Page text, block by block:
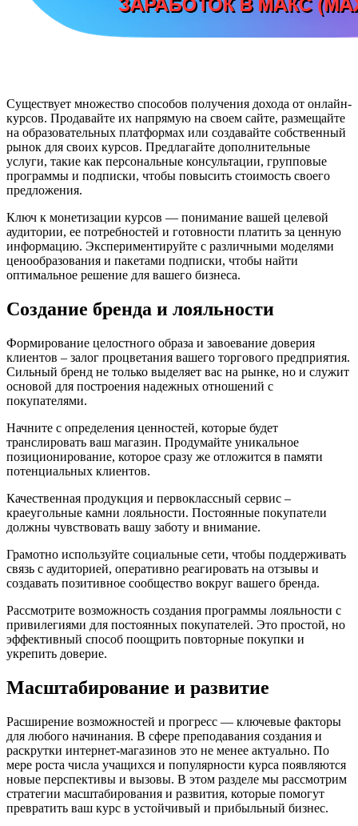
Существует множество способов получения дохода от онлайн-
курсов. Продавайте их напрямую на своем сайте, размещайте
на образовательных платформах или создавайте собственный
рынок для своих курсов. Предлагайте дополнительные
услуги, такие как персональные консультации, групповые
программы и подписки, чтобы повысить стоимость своего
предложения.
Ключ к монетизации курсов — понимание вашей целевой
аудитории, ее потребностей и готовности платить за ценную
информацию. Экспериментируйте с различными моделями
ценообразования и пакетами подписки, чтобы найти
оптимальное решение для вашего бизнеса.
Создание бренда и лояльности
Формирование целостного образа и завоевание доверия
клиентов – залог процветания вашего торгового предприятия.
Сильный бренд не только выделяет вас на рынке, но и служит
основой для построения надежных отношений с
покупателями.
Начните с определения ценностей, которые будет
транслировать ваш магазин. Продумайте уникальное
позиционирование, которое сразу же отложится в памяти
потенциальных клиентов.
Качественная продукция и первоклассный сервис –
краеугольные камни лояльности. Постоянные покупатели
должны чувствовать вашу заботу и внимание.
Грамотно используйте социальные сети, чтобы поддерживать
связь с аудиторией, оперативно реагировать на отзывы и
создавать позитивное сообщество вокруг вашего бренда.
Рассмотрите возможность создания программы лояльности с
привилегиями для постоянных покупателей. Это простой, но
эффективный способ поощрить повторные покупки и
укрепить доверие.
Масштабирование и развитие
Расширение возможностей и прогресс — ключевые факторы
для любого начинания. В сфере преподавания создания и
раскрутки интернет-магазинов это не менее актуально. По
мере роста числа учащихся и популярности курса появляются
новые перспективы и вызовы. В этом разделе мы рассмотрим
стратегии масштабирования и развития, которые помогут
превратить ваш курс в устойчивый и прибыльный бизнес.